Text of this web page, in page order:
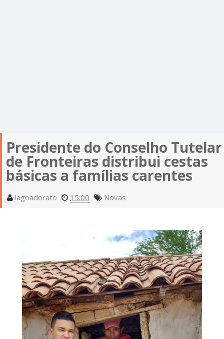
Presidente do Conselho Tutelar
de Fronteiras distribui cestas
básicas a famílias carentes
lagoadorato 15:00 Novas